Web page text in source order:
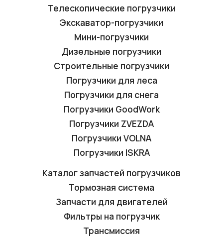
Телескопические погрузчики
Экскаватор-погрузчики
Мини-погрузчики
Дизельные погрузчики
Строительные погрузчики
Погрузчики для леса
Погрузчики для снега
Погрузчики GoodWork
Погрузчики ZVEZDA
Погрузчики VOLNA
Погрузчики ISKRA
Каталог запчастей погрузчиков
Тормозная система
Запчасти для двигателей
Фильтры на погрузчик
Трансмиссия